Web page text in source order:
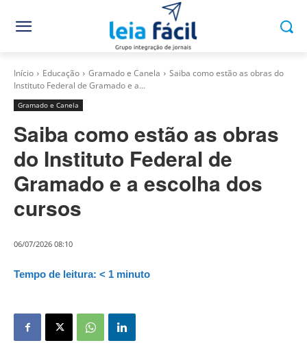
Início Educação Gramado e Canela
Saiba como estão as obras do
Instituto Federal de Gramado e a...
Gramado e Canela
Saiba como estão as obras
do Instituto Federal de
Gramado e a escolha dos
cursos
06/07/2026 08:10
Tempo de leitura: < 1 minuto